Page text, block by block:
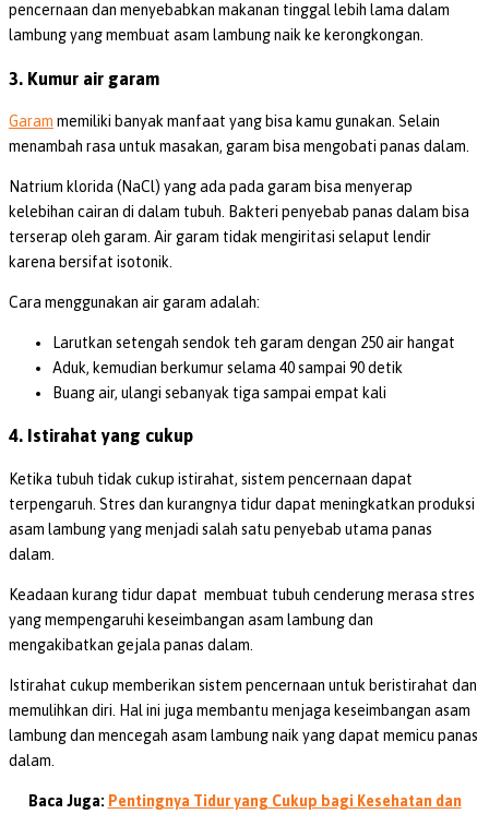
pencernaan dan menyebabkan makanan tinggal lebih lama dalam
lambung yang membuat asam lambung naik ke kerongkongan.
3. Kumur air garam
Garam memiliki banyak manfaat yang bisa kamu gunakan. Selain
menambah rasa untuk masakan, garam bisa mengobati panas dalam.
Natrium klorida (NaCl) yang ada pada garam bisa menyerap
kelebihan cairan di dalam tubuh. Bakteri penyebab panas dalam bisa
terserap oleh garam. Air garam tidak mengiritasi selaput lendir
karena bersifat isotonik.
Cara menggunakan air garam adalah:
Larutkan setengah sendok teh garam dengan 250 air hangat
Aduk, kemudian berkumur selama 40 sampai 90 detik
Buang air, ulangi sebanyak tiga sampai empat kali
4. Istirahat yang cukup
Ketika tubuh tidak cukup istirahat, sistem pencernaan dapat
terpengaruh. Stres dan kurangnya tidur dapat meningkatkan produksi
asam lambung yang menjadi salah satu penyebab utama panas
dalam.
Keadaan kurang tidur dapat membuat tubuh cenderung merasa stres
yang mempengaruhi keseimbangan asam lambung dan
mengakibatkan gejala panas dalam.
Istirahat cukup memberikan sistem pencernaan untuk beristirahat dan
memulihkan diri. Hal ini juga membantu menjaga keseimbangan asam
lambung dan mencegah asam lambung naik yang dapat memicu panas
dalam.
Baca Juga: Pentingnya Tidur yang Cukup bagi Kesehatan dan